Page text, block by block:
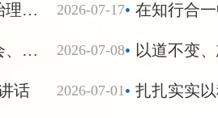
社、医药卫生
习近平在2026世界人工智能大会暨人工智能全球治理高级别会议开幕式上的主旨讲话（全文） 2026-07-17
习近平：在国家科学技术奖励大会、两院院士大会、中国科协第十一次全国代表大会上的讲话 2026-07-08
话 2026-07-01
• 在知行合
• 以道不变
• 扎扎实实